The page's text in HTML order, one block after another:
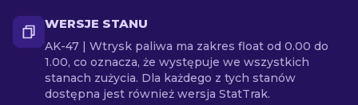
WERSJE STANU
AK-47 | Wtrysk paliwa ma zakres float od 0.00 do
1.00, co oznacza, że występuje we wszystkich
stanach zużycia. Dla każdego z tych stanów
dostępna jest również wersja StatTrak.